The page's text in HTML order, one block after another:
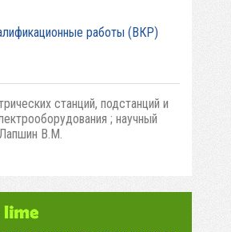
работы (ВКР)
станций, подстанций и
; научный
В.М.